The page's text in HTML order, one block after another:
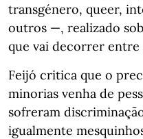
transgénero, queer,
outros —, realizado
que vai decorrer entre
Feijó critica que o
minorias venha de
sofreram
igualmente